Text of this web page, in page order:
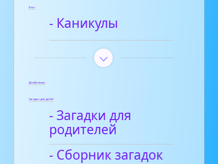
Блог
- Каникулы
Диафильмы
Загадки для детей
- Загадки для
родителей
- Сборник загадок